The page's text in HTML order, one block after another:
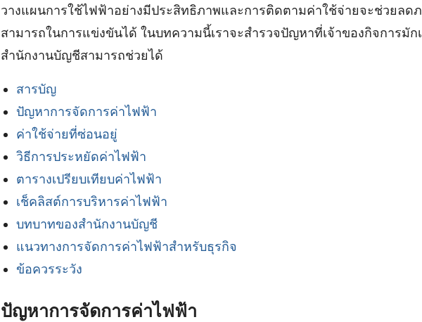
วางแผนการใช้ไฟฟ้าอย่างมีประสิทธิภาพและการติดตามค่าใช้จ่ายจะช่วยลด
สามารถในการแข่งขันได้ ในบทความนี้เราจะสำรวจปัญหาที่เจ้าของกิจการมัก
สำนักงานบัญชีสามารถช่วยได้
สารบัญ
ปัญหาการจัดการค่าไฟฟ้า
ค่าใช้จ่ายที่ซ่อนอยู่
วิธีการประหยัดค่าไฟฟ้า
ตารางเปรียบเทียบค่าไฟฟ้า
เช็คลิสต์การบริหารค่าไฟฟ้า
บทบาทของสำนักงานบัญชี
แนวทางการจัดการค่าไฟฟ้าสำหรับธุรกิจ
ข้อควรระวัง
ปัญหาการจัดการค่าไฟฟ้า